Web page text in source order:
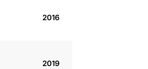
2016
2019